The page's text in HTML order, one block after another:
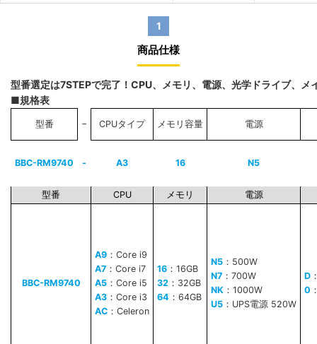
1
商品仕様
型番選定は7STEPで完了！CPU、メモリ、電源、光学ドライブ、
■規格表
型番 − CPUタイプ メモリ容量 電源
BBC-RM9740 - A3 16 N5
型番 CPU メモリ 電源
BBC-RM9740
A9 ：Core i9
A7 ：Core i7
A5 ：Core i5
A3 ：Core i3
AC ：Celeron
16 ：16GB
32 ：32GB
64 ：64GB
N5 ：500W
N7 ：700W
NK ：1000W
U5 ：UPS電源 520W
D
0